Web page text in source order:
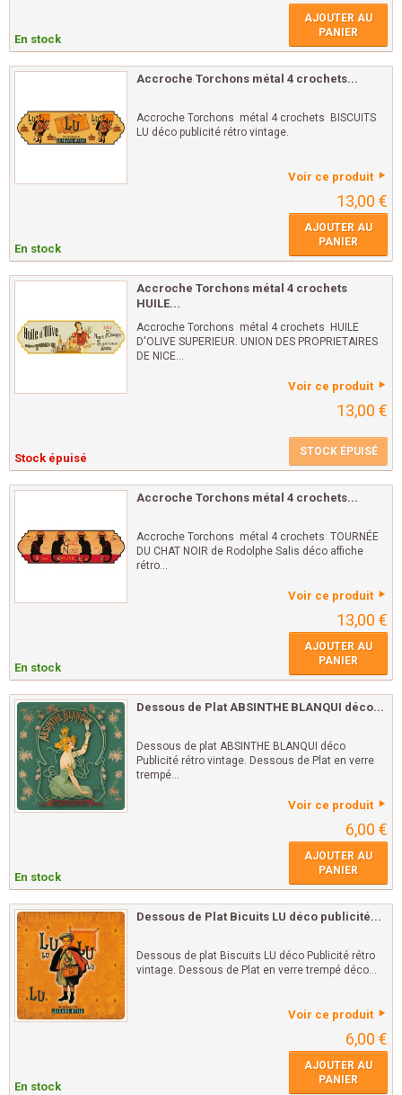
En stock
AJOUTER AU
PANIER
Accroche Torchons métal 4 crochets...
Accroche Torchons métal 4 crochets BISCUITS
LU déco publicité rétro vintage.
Voir ce produit
13,00 €
En stock
AJOUTER AU
PANIER
Accroche Torchons métal 4 crochets
HUILE...
Accroche Torchons métal 4 crochets HUILE
D'OLIVE SUPERIEUR. UNION DES PROPRIETAIRES
DE NICE...
Voir ce produit
13,00 €
Stock épuisé STOCK ÉPUISÉ
Accroche Torchons métal 4 crochets...
Accroche Torchons métal 4 crochets TOURNÉE
DU CHAT NOIR de Rodolphe Salis déco affiche
rétro...
Voir ce produit
13,00 €
En stock
AJOUTER AU
PANIER
Dessous de Plat ABSINTHE BLANQUI déco...
Dessous de plat ABSINTHE BLANQUI déco
Publicité rétro vintage. Dessous de Plat en verre
trempé...
Voir ce produit
6,00 €
En stock
AJOUTER AU
PANIER
Dessous de Plat Bicuits LU déco publicité...
Dessous de plat Biscuits LU déco Publicité rétro
vintage. Dessous de Plat en verre trempé déco...
Voir ce produit
6,00 €
En stock
AJOUTER AU
PANIER